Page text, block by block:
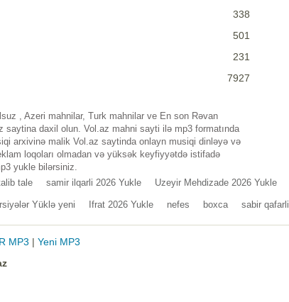
338
501
231
7927
, Azeri mahnilar, Turk mahnilar ve En son Rəvan
daxil olun. Vol.az mahni sayti ilə mp3 formatında
arxivinə malik Vol.az saytinda onlayn musiqi dinləyə və
loqoları olmadan və yüksək keyfiyyətdə istifadə
yukle bilərsiniz.
tale samir ilqarli 2026 Yukle Uzeyir Mehdizade 2026 Yukle
Yüklə yeni Ifrat 2026 Yukle nefes boxca sabir qafarli
MP3 | Yeni MP3